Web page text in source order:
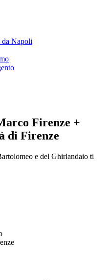
da Napoli
Firenze +
di Firenze
e del Ghirlandaio ti